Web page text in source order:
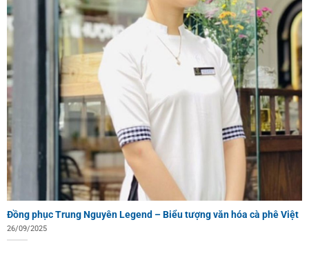
Đồng phục Trung Nguyên Legend – Biểu tượng văn hóa cà phê Việt
26/09/2025